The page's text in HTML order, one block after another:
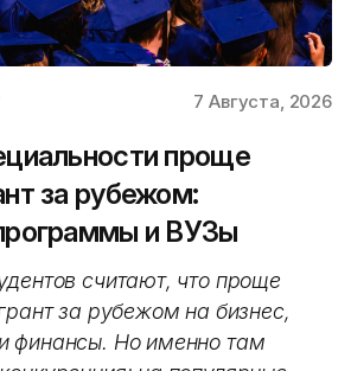
7 Августа, 2026
проще
за рубежом:
и ВУЗы
считают, что проще
за рубежом на бизнес,
финансы. Но именно там